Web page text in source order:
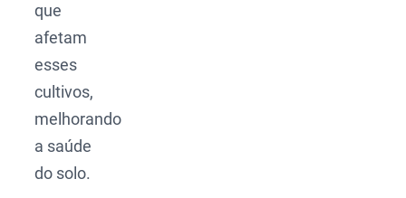
que
afetam
esses
cultivos,
melhorando
a saúde
do solo.